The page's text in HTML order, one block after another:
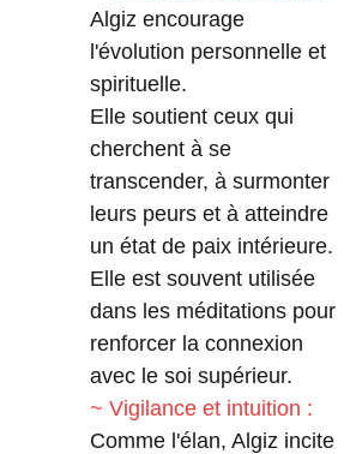
Algiz encourage
l'évolution personnelle et
spirituelle.
Elle soutient ceux qui
cherchent à se
transcender, à surmonter
leurs peurs et à atteindre
un état de paix intérieure.
Elle est souvent utilisée
dans les méditations pour
renforcer la connexion
avec le soi supérieur.
~ Vigilance et intuition :
Comme l'élan, Algiz incite